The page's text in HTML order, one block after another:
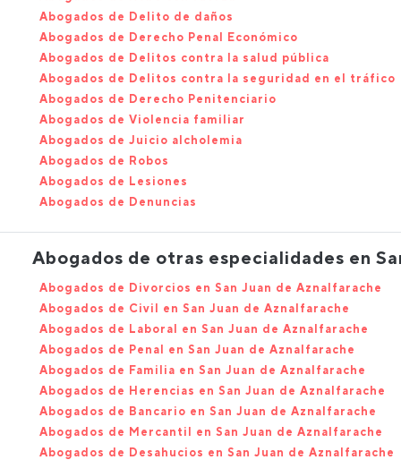
Abogados de Delito de daños
Abogados de Derecho Penal Económico
Abogados de Delitos contra la salud pública
Abogados de Delitos contra la seguridad en el tráfico
Abogados de Derecho Penitenciario
Abogados de Violencia familiar
Abogados de Juicio alcholemia
Abogados de Robos
Abogados de Lesiones
Abogados de Denuncias
Abogados de otras especialidades en
Abogados de Divorcios en San Juan de Aznalfarache
Abogados de Civil en San Juan de Aznalfarache
Abogados de Laboral en San Juan de Aznalfarache
Abogados de Penal en San Juan de Aznalfarache
Abogados de Familia en San Juan de Aznalfarache
Abogados de Herencias en San Juan de Aznalfarache
Abogados de Bancario en San Juan de Aznalfarache
Abogados de Mercantil en San Juan de Aznalfarache
Abogados de Desahucios en San Juan de Aznalfarache